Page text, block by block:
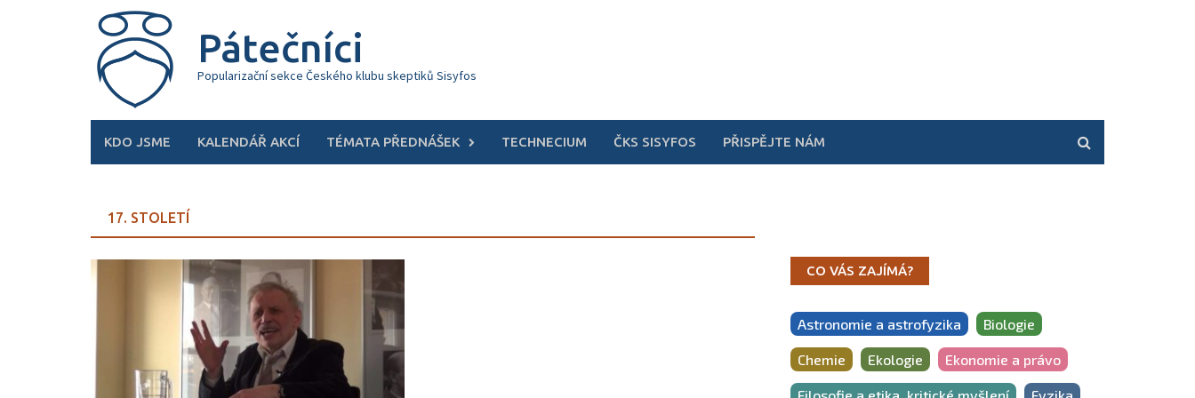
Pátečníci
Popularizační sekce Českého klubu skeptiků Sisyfos
KDO JSME KALENDÁŘ AKCÍ TÉMATA PŘEDNÁŠEK TECHNECIUM ČKS SISYFOS PŘISPĚJTE NÁM
17. STOLETÍ
CO VÁS ZAJÍMÁ?
Astronomie a astrofyzika Biologie
Chemie Ekologie Ekonomie a právo